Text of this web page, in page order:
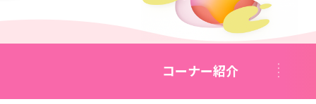
コーナー紹介